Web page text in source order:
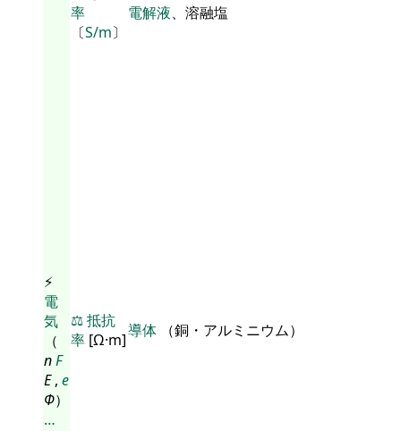
⚡
電
気
（
nF
E, e
Φ）
…
率
〔S/m〕
電解液、溶融塩
⚖️抵抗
率 [Ω·m]導体 （銅・アルミニウム）